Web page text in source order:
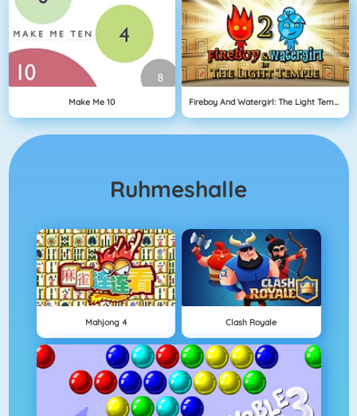
Make Me 10 Fireboy And Watergirl: The Light Temple
Ruhmeshalle
Mahjong 4 Clash Royale